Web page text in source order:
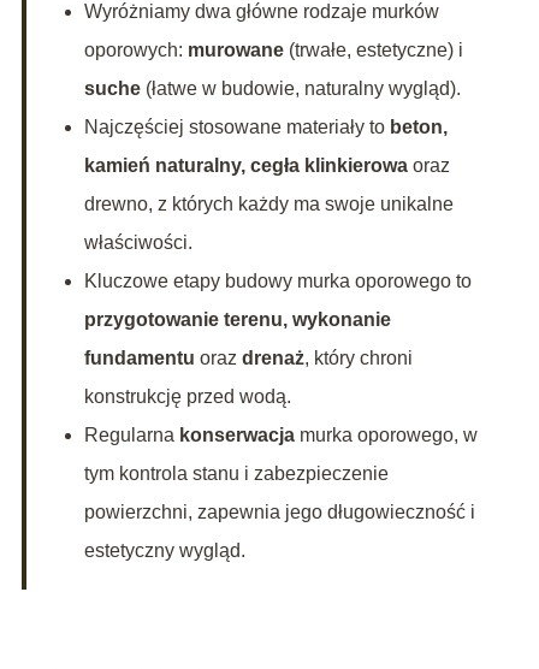
Wyróżniamy dwa główne rodzaje murków
oporowych: murowane(trwałe, estetyczne) i
suche(łatwe w budowie, naturalny wygląd).
Najczęściej stosowane materiały to beton,
kamień naturalny, cegła klinkierowaoraz
drewno, z których każdy ma swoje unikalne
właściwości.
Kluczowe etapy budowy murka oporowego to
przygotowanie terenu, wykonanie
fundamentu oraz drenaż, który chroni
konstrukcję przed wodą.
Regularna konserwacjamurka oporowego, w
tym kontrola stanu i zabezpieczenie
powierzchni, zapewnia jego długowieczność i
estetyczny wygląd.